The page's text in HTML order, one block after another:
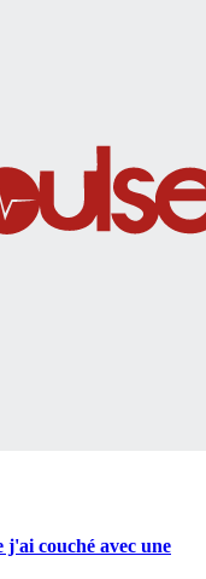
couché avec une